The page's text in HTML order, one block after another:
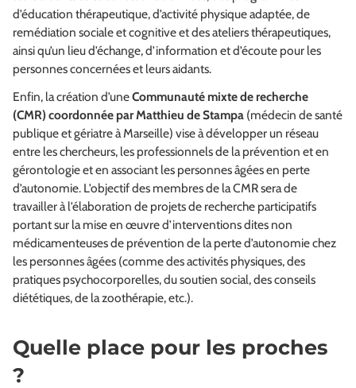
d’éducation thérapeutique, d’activité physique adaptée, de
remédiation sociale et cognitive et des ateliers thérapeutiques,
ainsi qu’un lieu d’échange, d’information et d’écoute pour les
personnes concernées et leurs aidants.
Enfin, la création d’uneCommunauté mixte de recherche
(CMR) coordonnée par Matthieu de Stampa (médecin de santé
publique et gériatre à Marseille) vise à développer un réseau
entre les chercheurs, les professionnels de la prévention et en
gérontologie et en associant les personnes âgées en perte
d’autonomie. L’objectif des membres de la CMR sera de
travailler à l’élaboration de projets de recherche participatifs
portant sur la mise en œuvre d’interventions dites non
médicamenteuses de prévention de la perte d’autonomie chez
les personnes âgées (comme des activités physiques, des
pratiques psychocorporelles, du soutien social, des conseils
diététiques, de la zoothérapie, etc.).
Quelle place pour les proches
?